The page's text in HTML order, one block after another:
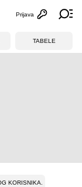
Otvori
Prijava
TABELE
KORISNIKA.